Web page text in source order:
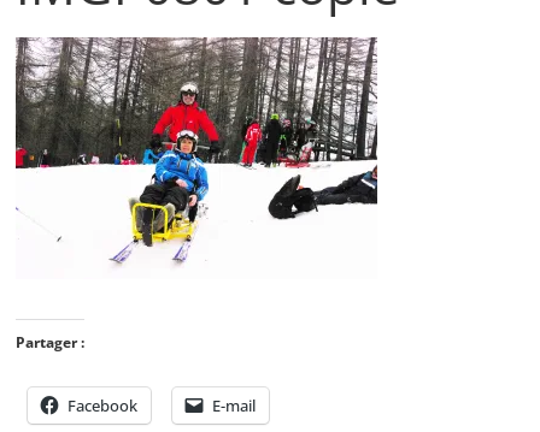
Partager :
Facebook E-mail